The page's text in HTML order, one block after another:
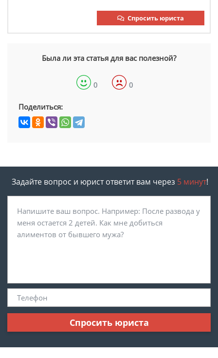
Спросить юриста
Была ли эта статья для вас полезной?
0 0
Поделиться:
Задайте вопрос и юрист ответит вам через 5 минут!
Спросить юриста